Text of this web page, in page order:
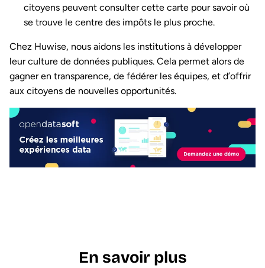
citoyens peuvent consulter cette carte pour savoir où
se trouve le centre des impôts le plus proche.
Chez Huwise, nous aidons les institutions à développer
leur culture de données publiques. Cela permet alors de
gagner en transparence, de fédérer les équipes, et d’offrir
aux citoyens de nouvelles opportunités.
En savoir plus